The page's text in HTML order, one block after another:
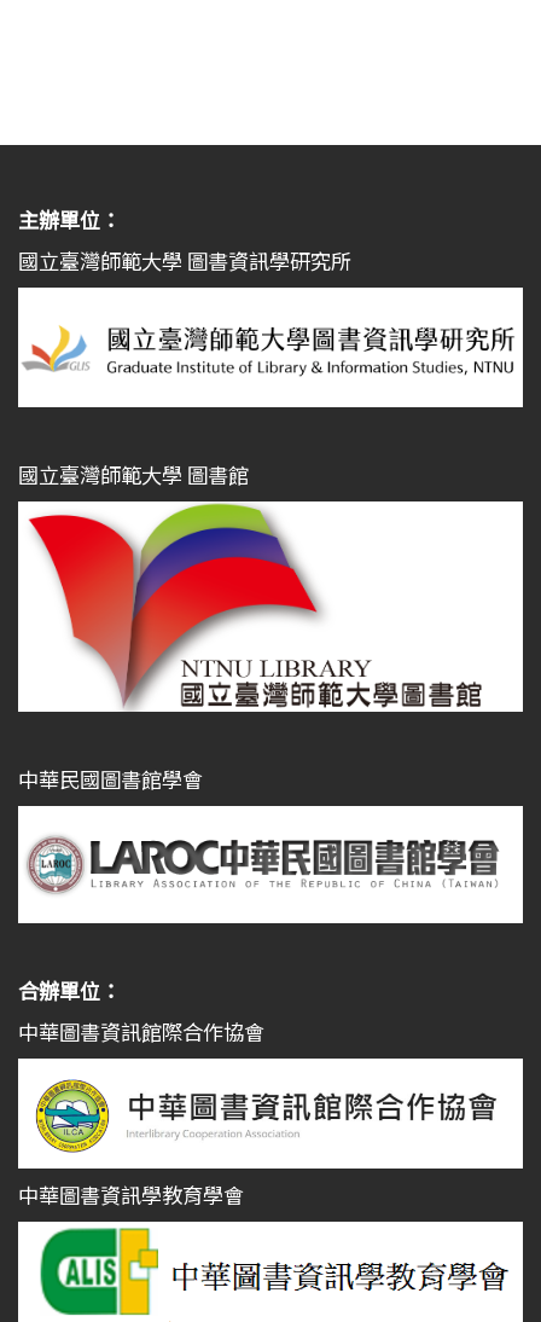
主辦單位：
國立臺灣師範大學 圖書資訊學研究所
國立臺灣師範大學 圖書館
中華民國圖書館學會
合辦單位：
中華圖書資訊館際合作協會
中華圖書資訊學教育學會